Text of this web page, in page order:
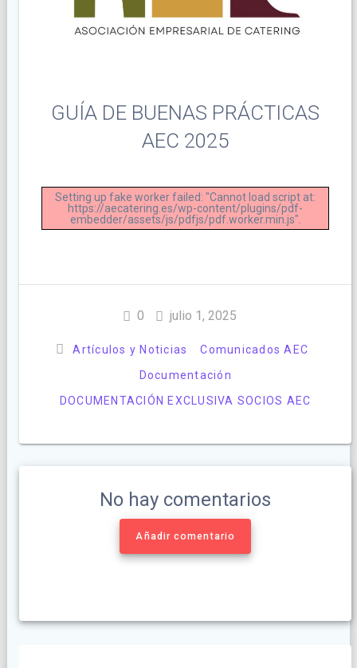
GUÍA DE BUENAS PRÁCTICAS
AEC 2025
Setting up fake worker failed: "Cannot load script at:
https://aecatering.es/wp-content/plugins/pdf-
embedder/assets/js/pdfjs/pdf.worker.min.js".
0 julio 1, 2025
Artículos y Noticias
Comunicados AEC
Documentación
DOCUMENTACIÓN EXCLUSIVA SOCIOS AEC
No hay comentarios
Añadir comentario